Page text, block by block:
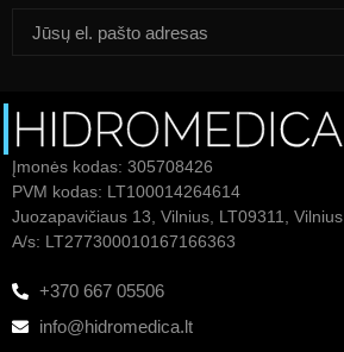
Įmonės kodas: 305708426
PVM kodas: LT100014264614
Juozapavičiaus 13, Vilnius, LT09311, Vilnius
A/s: LT277300010167166363
+370 667 05506
info@hidromedica.lt